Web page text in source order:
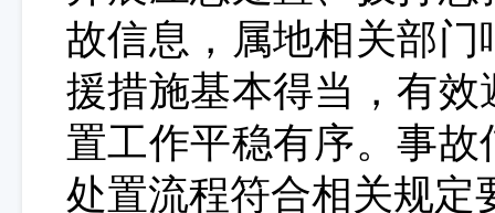
故信息，属地相关部
援措施基本得当，有
置工作平稳有序。事
处置流程符合相关规定